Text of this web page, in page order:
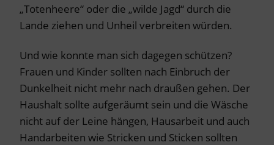
„Totenheere“ oder die „wilde Jagd“ durch die
Lande ziehen und Unheil verbreiten würden.
Und wie konnte man sich dagegen schützen?
Frauen und Kinder sollten nach Einbruch der
Dunkelheit nicht mehr nach draußen gehen. Der
Haushalt sollte aufgeräumt sein und die Wäsche
nicht auf der Leine hängen, Hausarbeit und auch
Handarbeiten wie Stricken und Sticken sollten